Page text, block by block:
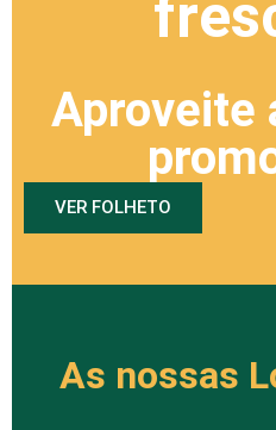
Aproveite
VER FOLHETO
As nossas